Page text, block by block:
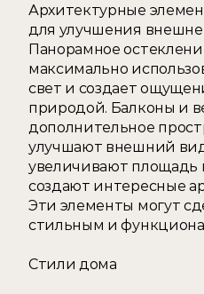
Архитектурные
для улучшения
Панорамное
максимально
свет и создает
природой. Балконы и
дополнительное
улучшают внешний
увеличивают
создают интересные
Эти элементы могут
стильным и
Стили дома